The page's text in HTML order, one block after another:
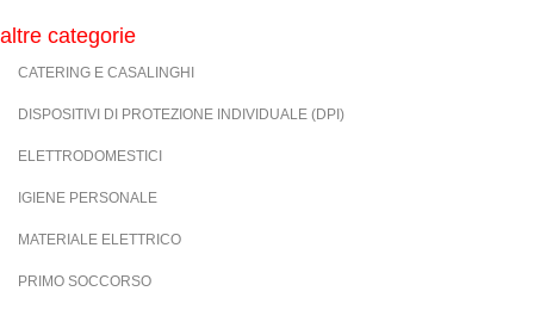
altre categorie
CATERING E CASALINGHI
DISPOSITIVI DI PROTEZIONE INDIVIDUALE (DPI)
ELETTRODOMESTICI
IGIENE PERSONALE
MATERIALE ELETTRICO
PRIMO SOCCORSO